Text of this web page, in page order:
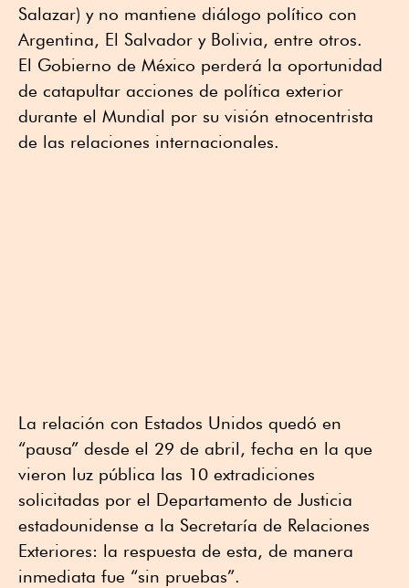
Salazar) y no mantiene diálogo político con
Argentina, El Salvador y Bolivia, entre otros.
El Gobierno de México perderá la oportunidad
de catapultar acciones de política exterior
durante el Mundial por su visión etnocentrista
de las relaciones internacionales.
La relación con Estados Unidos quedó en
“pausa” desde el 29 de abril, fecha en la que
vieron luz pública las 10 extradiciones
solicitadas por el Departamento de Justicia
estadounidense a la Secretaría de Relaciones
Exteriores: la respuesta de esta, de manera
inmediata fue “sin pruebas”.